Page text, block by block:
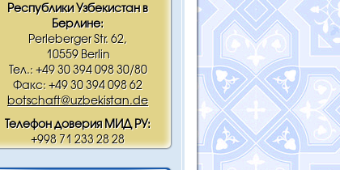
Республики Узбекистан в
Берлине:
Perleberger Str. 62,
10559 Berlin
Тел.: +49 30 394 098 30/80
Факс: +49 30 394 098 62
botschaft@uzbekistan.de
Телефон доверия МИД РУ:
+998 71 233 28 28